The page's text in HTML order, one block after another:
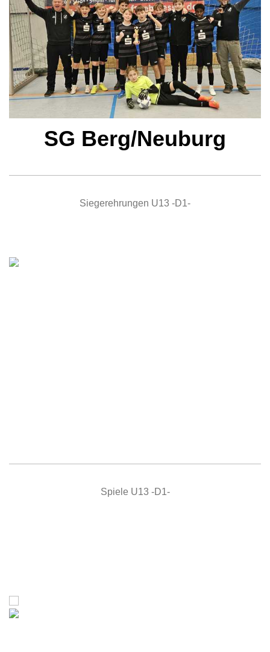
SG Berg/Neuburg
Siegerehrungen U13 -D1-
Spiele U13 -D1-